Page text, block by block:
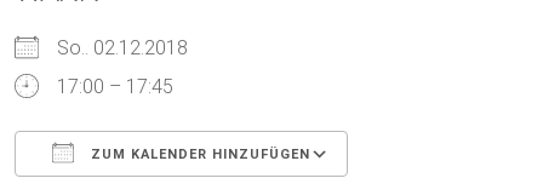
So.. 02.12.2018
17:00 – 17:45
ZUM KALENDER HINZUFÜGEN